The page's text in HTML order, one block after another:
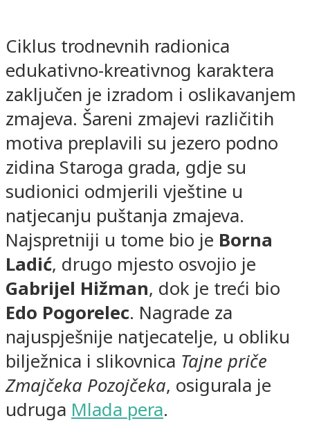
Ciklus trodnevnih radionica
edukativno-kreativnog karaktera
zaključen je izradom i oslikavanjem
zmajeva. Šareni zmajevi različitih
motiva preplavili su jezero podno
zidina Staroga grada, gdje su
sudionici odmjerili vještine u
natjecanju puštanja zmajeva.
Najspretniji u tome bio je Borna
Ladić, drugo mjesto osvojio je
Gabrijel Hižman, dok je treći bio
Edo Pogorelec. Nagrade za
najuspješnije natjecatelje, u obliku
bilježnica i slikovnica Tajne priče
Zmajčeka Pozojčeka, osigurala je
udruga Mlada pera.